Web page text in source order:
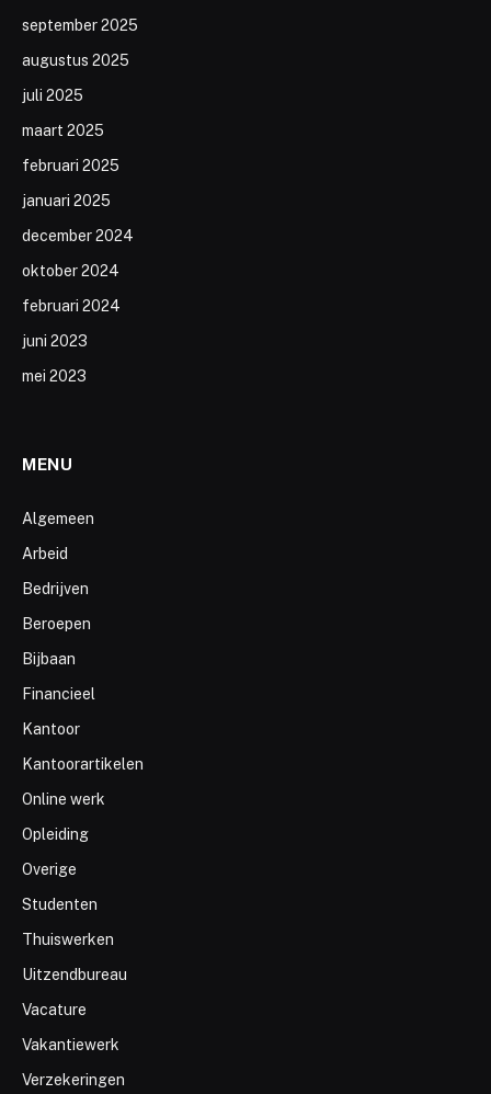
september 2025
augustus 2025
juli 2025
maart 2025
februari 2025
januari 2025
december 2024
oktober 2024
februari 2024
juni 2023
mei 2023
MENU
Algemeen
Arbeid
Bedrijven
Beroepen
Bijbaan
Financieel
Kantoor
Kantoorartikelen
Online werk
Opleiding
Overige
Studenten
Thuiswerken
Uitzendbureau
Vacature
Vakantiewerk
Verzekeringen